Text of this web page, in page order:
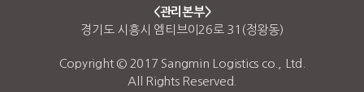
<관리본부>
경기도 시흥시 엠티브이26로 31(정왕동)
Copyright © 2017 Sangmin Logistics co., Ltd.
All Rights Reserved.